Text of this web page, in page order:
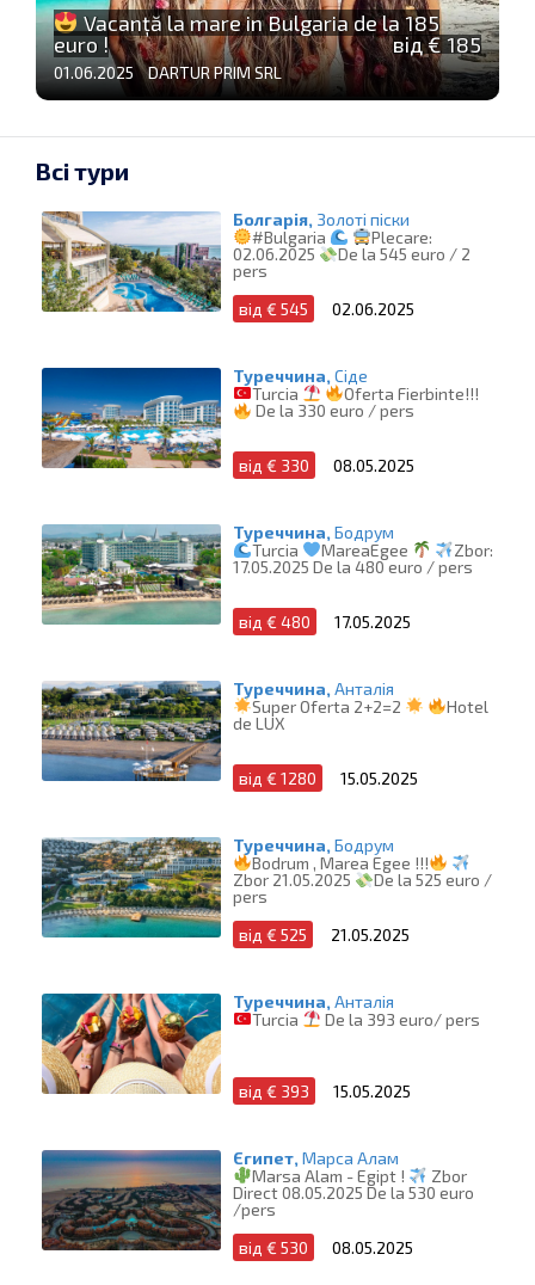
Vacanță la mare in Bulgaria de la 185
euro !
від € 185
01.06.2025 DARTUR PRIM SRL
Всі тури
Болгарія, Золоті піски
#Bulgaria
Plecare:
02.06.2025
De la 545 euro / 2
pers
від € 545
02.06.2025
Туреччина, Сіде
Turcia
Oferta Fierbinte!!!
De la 330 euro / pers
від € 330 08.05.2025
Туреччина, Бодрум
Turcia
MareaEgee
Zbor:
17.05.2025 De la 480 euro / pers
від € 480 17.05.2025
Туреччина, Анталія
Super Oferta 2+2=2
Hotel
de LUX
від € 1280 15.05.2025
Туреччина, Бодрум
Bodrum , Marea Egee !!!
Zbor 21.05.2025
De la 525 euro /
pers
від € 525
21.05.2025
Туреччина, Анталія
Turcia
De la 393 euro/ pers
від € 393 15.05.2025
Єгипет, Марса Алам
Marsa Alam - Egipt !
Zbor
Direct 08.05.2025 De la 530 euro
/pers
від € 530
08.05.2025